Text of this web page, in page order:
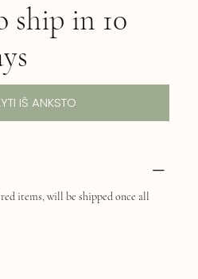
ship in 10
IŠ ANKSTO
items, will be shipped once all